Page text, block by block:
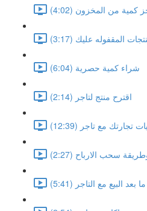
كمية من المخزون (4:02)
المقفوله عليك (3:17)
شراء كمية حصرية (6:04)
اقترح منتج لتاجر (2:14)
تجارتك مع تاجر (12:39)
سحب الارباح (2:27)
البيع مع التاجر (5:41)